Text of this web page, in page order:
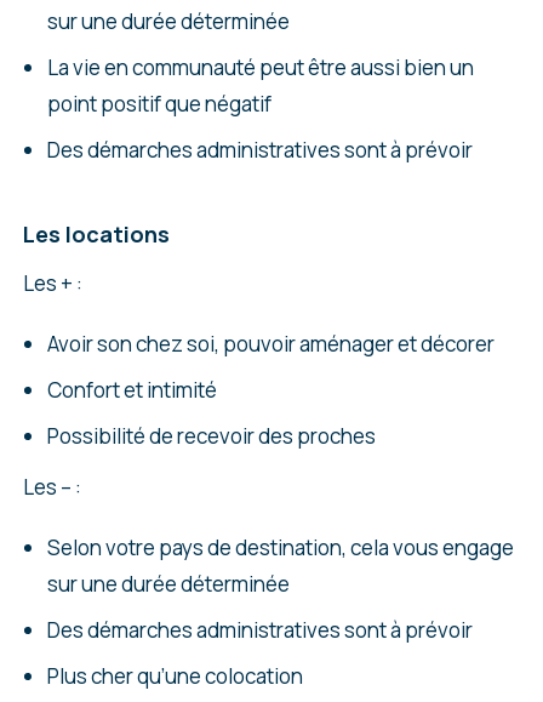
sur une durée déterminée
La vie en communauté peut être aussi bien un
point positif que négatif
Des démarches administratives sont à prévoir
Les locations
Les + :
Avoir son chez soi, pouvoir aménager et décorer
Confort et intimité
Possibilité de recevoir des proches
Les – :
Selon votre pays de destination, cela vous engage
sur une durée déterminée
Des démarches administratives sont à prévoir
Plus cher qu’une colocation